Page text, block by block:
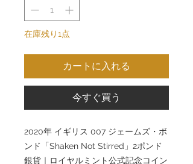
在庫残り1点
カートに入れる
今すぐ買う
2020年 イギリス 007 ジェームズ・ボ
ンド「Shaken Not Stirred」2ポンド
銀貨｜ロイヤルミント公式記念コイン